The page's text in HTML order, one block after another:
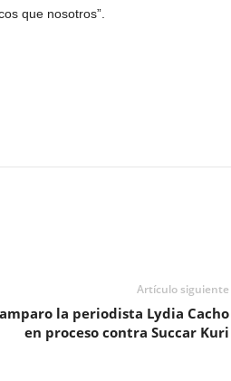
que nosotros”.
Artículo siguiente
la periodista Lydia Cacho
en proceso contra Succar Kuri